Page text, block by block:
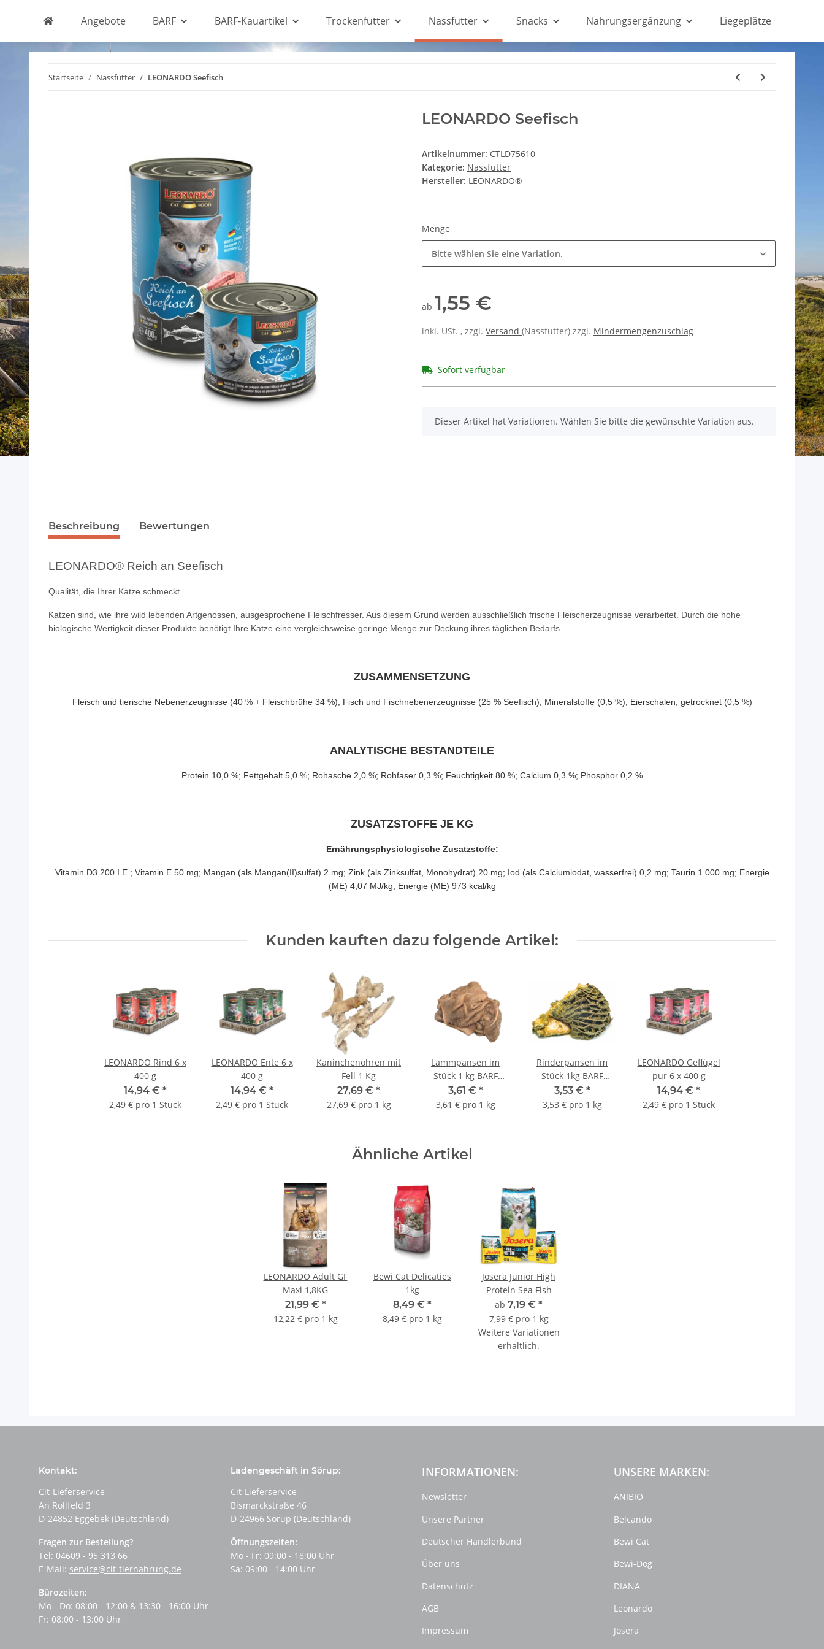
Angebote BARF BARF-Kauartikel Trockenfutter Nassfutter Snacks Nahrungsergänzung Liegeplätze
Startseite Nassfutter LEONARDO Seefisch
LEONARDO Seefisch
Artikelnummer: CTLD75610
Kategorie: Nassfutter
Hersteller: LEONARDO®
Menge
Bitte wählen Sie eine Variation.
ab 1,55 €
inkl. USt. , zzgl. Versand (Nassfutter) zzgl. Mindermengenzuschlag
Sofort verfügbar
x
Dieser Artikel hat Variationen. Wählen Sie bitte die gewünschte Variation aus.
Beschreibung Bewertungen
LEONARDO® Reich an Seefisch
Qualität, die Ihrer Katze schmeckt
Katzen sind, wie ihre wild lebenden Artgenossen, ausgesprochene Fleischfresser. Aus diesem Grund werden ausschließlich frische Fleischerzeugnisse verarbeitet. Durch die hohe
biologische Wertigkeit dieser Produkte benötigt Ihre Katze eine vergleichsweise geringe Menge zur Deckung ihres täglichen Bedarfs.
ZUSAMMENSETZUNG
Fleisch und tierische Nebenerzeugnisse (40 % + Fleischbrühe 34 %); Fisch und Fischnebenerzeugnisse (25 % Seefisch); Mineralstoffe (0,5 %); Eierschalen, getrocknet (0,5 %)
ANALYTISCHE BESTANDTEILE
Protein 10,0 %; Fettgehalt 5,0 %; Rohasche 2,0 %; Rohfaser 0,3 %; Feuchtigkeit 80 %; Calcium 0,3 %; Phosphor 0,2 %
ZUSATZSTOFFE JE KG
Ernährungsphysiologische Zusatzstoffe:
Vitamin D3 200 I.E.; Vitamin E 50 mg; Mangan (als Mangan(II)sulfat) 2 mg; Zink (als Zinksulfat, Monohydrat) 20 mg; Iod (als Calciumiodat, wasserfrei) 0,2 mg; Taurin 1.000 mg; Energie
(ME) 4,07 MJ/kg; Energie (ME) 973 kcal/kg
Kunden kauften dazu folgende Artikel:
LEONARDO Rind 6 x
400 g
14,94 € *
2,49 € pro 1 Stück
LEONARDO Ente 6 x
400 g
14,94 € *
2,49 € pro 1 Stück
Kaninchenohren mit
Fell 1 Kg
27,69 € *
27,69 € pro 1 kg
Lammpansen im
Stück 1 kg BARF
Frostfutter
3,61 € *
3,61 € pro 1 kg
Rinderpansen im
Stück 1kg BARF
Frostfutter
3,53 € *
3,53 € pro 1 kg
LEONARDO Geflügel
pur 6 x 400 g
14,94 € *
2,49 € pro 1 Stück
Ähnliche Artikel
LEONARDO Adult GF
Maxi 1,8KG
21,99 € *
12,22 € pro 1 kg
Bewi Cat Delicaties
1kg
8,49 € *
8,49 € pro 1 kg
Josera Junior High
Protein Sea Fish
ab 7,19 € *
7,99 € pro 1 kg
Weitere Variationen
erhältlich.
Kontakt:
Cit-Lieferservice
An Rollfeld 3
D-24852 Eggebek (Deutschland)
Fragen zur Bestellung?
Tel: 04609 - 95 313 66
E-Mail: service@cit-tiernahrung.de
Bürozeiten:
Mo - Do: 08:00 - 12:00 & 13:30 - 16:00 Uhr
Fr: 08:00 - 13:00 Uhr
Ladengeschäft in Sörup:
Cit-Lieferservice
Bismarckstraße 46
D-24966 Sörup (Deutschland)
Öffnungszeiten:
Mo - Fr: 09:00 - 18:00 Uhr
Sa: 09:00 - 14:00 Uhr
INFORMATIONEN:
Newsletter
Unsere Partner
Deutscher Händlerbund
Über uns
Datenschutz
AGB
Impressum
UNSERE MARKEN:
ANIBIO
Belcando
Bewi Cat
Bewi-Dog
DIANA
Leonardo
Josera